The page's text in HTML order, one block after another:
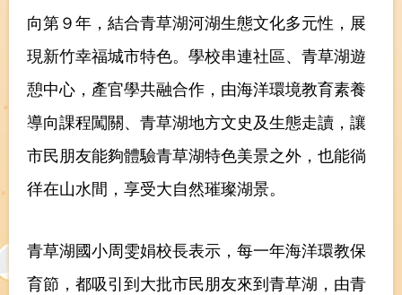
向第９年，結合青草湖河湖生態文化多元性，展
現新竹幸福城市特色。學校串連社區、青草湖遊
憩中心，產官學共融合作，由海洋環境教育素養
導向課程闖關、青草湖地方文史及生態走讀，讓
市民朋友能夠體驗青草湖特色美景之外，也能徜
徉在山水間，享受大自然璀璨湖景。
青草湖國小周雯娟校長表示，每一年海洋環教保
育節，都吸引到大批市民朋友來到青草湖，由青